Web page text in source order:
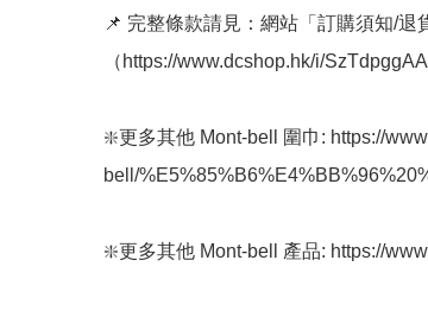
📌 完整條款請見：網站「訂購須知/退
（https://www.dcshop.hk/i/SzTdpggAA
❇️更多其他 Mont-bell 圍巾: https://
bell/
❇️更多其他 Mont-bell 產品: https://